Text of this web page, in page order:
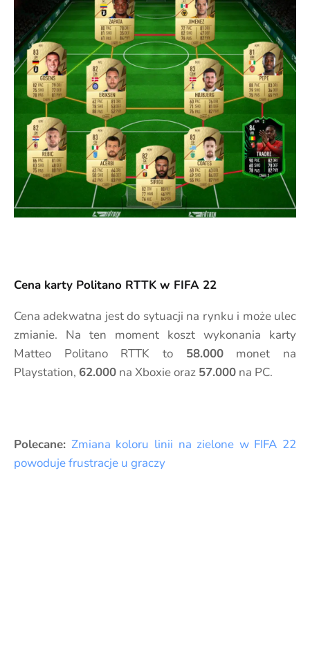
Cena karty Politano RTTK w FIFA 22
Cena adekwatna jest do sytuacji na rynku i może ulec
zmianie. Na ten moment koszt wykonania karty
Matteo Politano RTTK to 58.000monet na
Playstation, 62.000 na Xboxie oraz 57.000 na PC.
Polecane: Zmiana koloru linii na zielone w FIFA 22
powoduje frustracje u graczy